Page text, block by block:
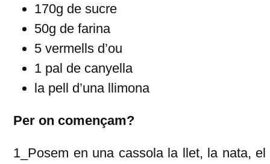
170g de sucre
50g de farina
5 vermells d’ou
1 pal de canyella
la pell d’una llimona
Per on començam?
1_Posem en una cassola la llet, la nata,